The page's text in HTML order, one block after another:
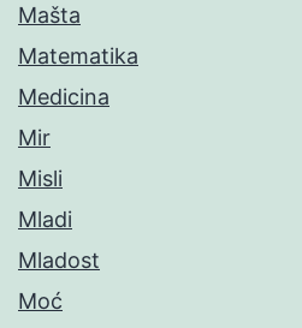
Mašta
Matematika
Medicina
Mir
Misli
Mladi
Mladost
Moć